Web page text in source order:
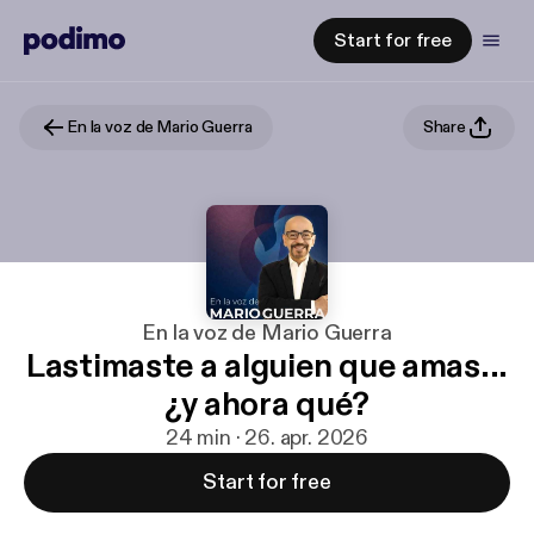
Start for free
En la voz de Mario Guerra Share
En la voz de Mario Guerra
Lastimaste a alguien que amas...
¿y ahora qué?
24 min · 26. apr. 2026
Start for free